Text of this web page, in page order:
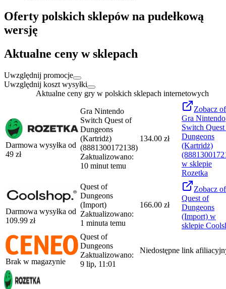
Oferty polskich sklepów na pudełkową
wersję
Aktualne ceny w sklepach
Uwzględnij promocje
Uwzględnij koszt wysyłki
Aktualne ceny gry w polskich sklepach internetowych
Darmowa wysyłka od
49 zł
Gra Nintendo
Switch Quest of
Dungeons
(Kartridż)
(8881300172138)
Zaktualizowano:
10 minut temu
134.00 zł
Zobacz
Gra Nintendo
Switch
Dungeons
(Kartridż)
w sklepie
Rozetka
Darmowa wysyłka od
109.99 zł
Quest of
Dungeons
(Import)
Zaktualizowano:
1 minuta temu
166.00 zł
Zobacz
Quest of
Dungeons
(Import) w
sklepie
Brak w magazynie
Quest of
Dungeons
Zaktualizowano:
9 lip, 11:01
Niedostępne link